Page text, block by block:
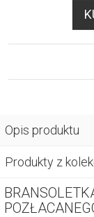
Opis produktu
Produkty z